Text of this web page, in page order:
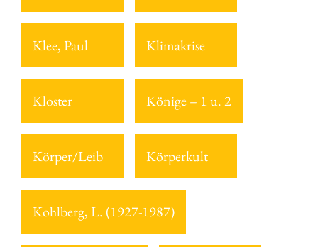
Klee, Paul Klimakrise
Kloster Könige – 1 u. 2
Körper/Leib Körperkult
Kohlberg, L. (1927-1987)